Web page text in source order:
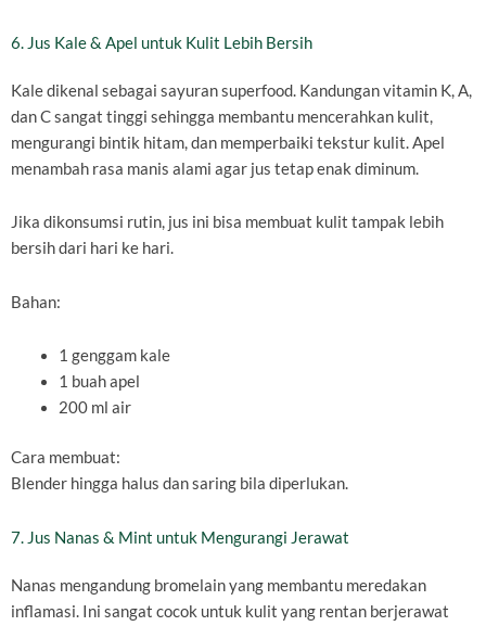
6. Jus Kale & Apel untuk Kulit Lebih Bersih
Kale dikenal sebagai sayuran superfood. Kandungan vitamin K, A,
dan C sangat tinggi sehingga membantu mencerahkan kulit,
mengurangi bintik hitam, dan memperbaiki tekstur kulit. Apel
menambah rasa manis alami agar jus tetap enak diminum.
Jika dikonsumsi rutin, jus ini bisa membuat kulit tampak lebih
bersih dari hari ke hari.
Bahan:
1 genggam kale
1 buah apel
200 ml air
Cara membuat:
Blender hingga halus dan saring bila diperlukan.
7. Jus Nanas & Mint untuk Mengurangi Jerawat
Nanas mengandung bromelain yang membantu meredakan
inflamasi. Ini sangat cocok untuk kulit yang rentan berjerawat